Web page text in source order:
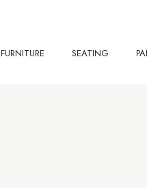
FURNITURE SEATING